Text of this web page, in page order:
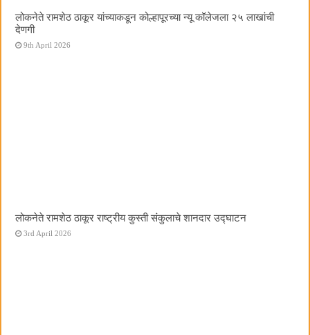
लोकनेते रामशेठ ठाकूर यांच्याकडून कोल्हापूरच्या न्यू कॉलेजला २५ लाखांची
देणगी
9th April 2026
लोकनेते रामशेठ ठाकूर राष्ट्रीय कुस्ती संकुलाचे शानदार उद्घाटन
3rd April 2026